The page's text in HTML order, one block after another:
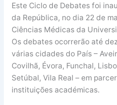
Este Ciclo de Debates foi
da República, no dia 22 de
Ciências Médicas da
Os debates ocorrerão até
várias cidades do País –
Covilhã, Évora, Funchal,
Setúbal, Vila Real – em
instituições académicas.